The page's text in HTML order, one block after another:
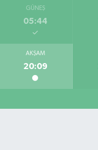
GÜNEŞ
05:44
AKŞAM
20:09